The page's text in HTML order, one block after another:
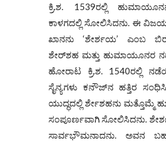
ಕ್ರಿ.ಶ. 1539ರಲ್ಲಿ
ಕಾಳಗದಲ್ಲಿ ಸೋಲಿಸಿದನು. ಈ
ಖಾನನು ‘ಶೇರ್ಶಯ’ ಎಂಬ
ಶೇರ್‌ಶಹ ಮತ್ತು ಹುಮಾಯೂನರ
ಹೋರಾಟ ಕ್ರಿ.ಶ. 1540ರಲ್ಲಿ
ಸೈನ್ಯಗಳು ಕನೌಜ್‌ನ ಹತ್ತಿರ
ಯುದ್ಧದಲ್ಲಿ ರ್ಶೇಶಹನು ಮತ್ತೊಮ್ಮೆ
ಸಂಪೂರ್ಣವಾಗಿ ಸೋಲಿಸಿದನು.
ಸಾರ್ವಭೌಮನಾದನು. ಅವನ